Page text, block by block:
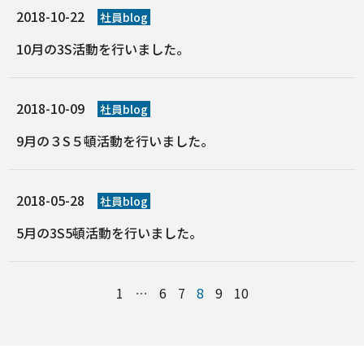
2018-10-22 社員blog
10月の3S活動を行いました。
2018-10-09 社員blog
9月の３S５頓活動を行いました。
2018-05-28 社員blog
5月の3S5頓活動を行いました。
1 … 6 7 8 9 10